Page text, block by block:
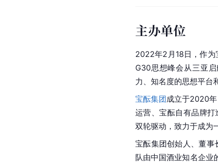
主办单位
2022年2月18日，作为
G30思想峰会从三亚
力、知名度的思想平台
宝酝集团成立于2020
运营、宝酝自有品牌
双轮驱动，致力于成为
宝酝集团创始人、董
队由中国酒业知名企业